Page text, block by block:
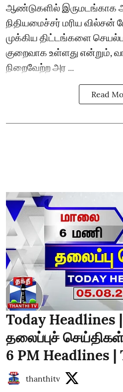
ஆண்டுகளில் இருமடங்காக
நிதியமைச்சர் மரிய வில்சன்
முக்கிய திட்டங்களை
குறைவாக உள்ளது என்றும்,
நிறைவேற்ற அர ...
Read
Today
தலைப்புச்
6 PM Headlines
thanthitv